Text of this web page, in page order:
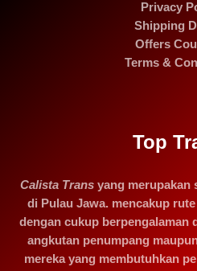
Privacy
Shipping
Offers
Terms &
Top
Calista Trans yang merupakan
di Pulau Jawa. mencakup
dengan cukup berpengalaman
angkutan penumpang
mereka yang membutuhkan